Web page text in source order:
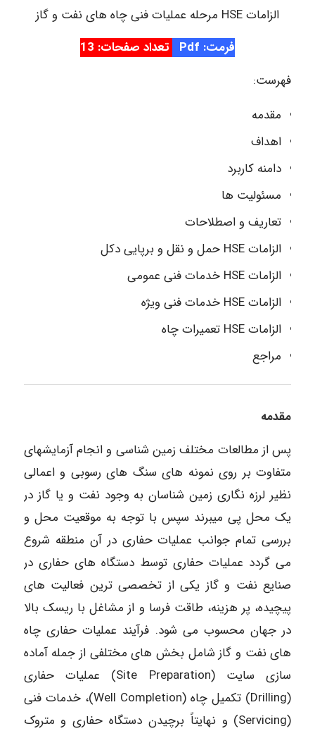
الزامات HSE مرحله عملیات فنی چاه های نفت و گاز
فرمت: Pdf
تعداد صفحات: 13
فهرست:
مقدمه
اهداف
دامنه کاربرد
مسئولیت ها
تعاریف و اصطلاحات
الزامات HSE حمل و نقل و برپایی دکل
الزامات HSE خدمات فنی عمومی
الزامات HSE خدمات فنی ویژه
الزامات HSE تعمیرات چاه
مراجع
مقدمه
پس از مطالعات مختلف زمین شناسی و انجام آزمایشهای
متفاوت بر روی نمونه های سنگ های رسوبی و اعمالی
نظیر لرزه نگاری زمین شناسان به وجود نفت و یا گاز در
یک محل پی میبرند سپس با توجه به موقعیت محل و
بررسی تمام جوانب عملیات حفاری در آن منطقه شروع
می گردد عملیات حفاری توسط دستگاه های حفاری در
صنایع نفت و گاز یکی از تخصصی ترین فعالیت های
پیچیده، پر هزینه، طاقت فرسا و از مشاغل با ریسک بالا
در جهان محسوب می شود. فرآیند عملیات حفاری چاه
های نفت و گاز شامل بخش های مختلفی از جمله آماده
سازی سایت (Site Preparation) عملیات حفاری
(Drilling) تکمیل چاه (Well Completion)، خدمات فنی
(Servicing) و نهایتاً برچیدن دستگاه حفاری و متروک